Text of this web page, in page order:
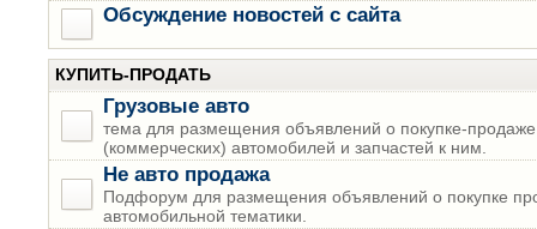
Обсуждение новостей с сайта
КУПИТЬ-ПРОДАТЬ
Грузовые авто
тема для размещения объявлений о покупке-продаже
(коммерческих) автомобилей и запчастей к ним.
Не авто продажа
Подфорум для размещения объявлений о покупке
автомобильной тематики.